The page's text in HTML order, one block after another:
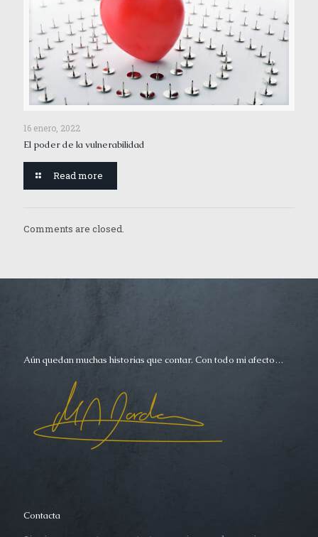
16 enero, 2022
El poder de la vulnerabilidad
Read more
Comments are closed.
Aún quedan muchas historias que contar. Con todo mi afecto…
Contacta